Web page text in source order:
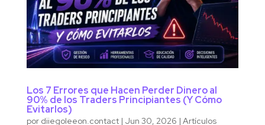
Los 7 Errores que Hacen Perder Dinero al
90% de los Traders Principiantes (Y Cómo
Evitarlos)
por diiegoleeon.contact| Jun 30, 2026 | Artículos